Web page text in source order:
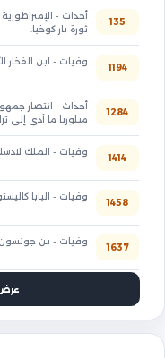
135
أحداث -
ثورة بار كوخبا.
1194
وفيات - ابن الفخار
1284
أحداث - انتصار
ميلوريا ما أدى إلى
1414
وفيات - الملك
1458
وفيات - البابا
1637
وفيات - بن